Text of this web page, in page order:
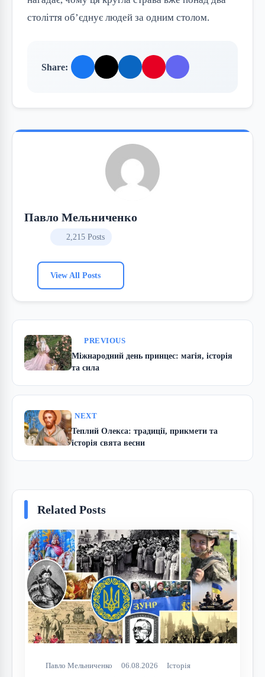
століття об’єднує людей за одним столом.
Share:
Павло Мельниченко
2,215 Posts
View All Posts
PREVIOUS
Міжнародний день принцес: магія, історія
та сила
NEXT
Теплий Олекса: традиції, прикмети та
історія свята весни
Related Posts
Павло Мельниченко 06.08.2026 Історія